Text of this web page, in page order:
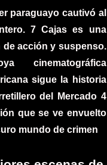
paraguayo cautivó al
7 Cajas es una
de acción y suspenso.
cinematográfica
sigue la historia
del Mercado 4
que se ve envuelto
mundo de crimen